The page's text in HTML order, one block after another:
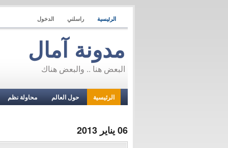
الرئيسية راسلني الدخول
مدونة آمال
البعض هنا .. والبعض هناك
الرئيسية حول العالم محاولة نظم
06 يناير 2013